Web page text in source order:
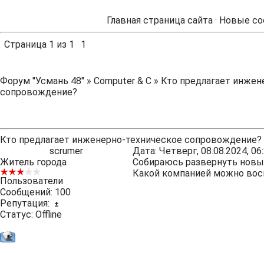
Главная страница сайта · Новые
Страница 1 из 1 1
Форум "Усмань 48" » Computer & C » Кто предлагает
сопровождение?
Кто предлагает инженерно-техническое сопровождение?
scrumer
Дата: Четверг, 08.08.2024,
Житель города
Пользователи
Сообщений: 100
Репутация:
±
Статус: Offline
Собираюсь развернуть
Какой компанией можно